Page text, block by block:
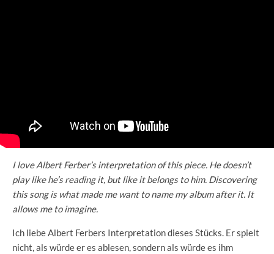
I love Albert Ferber’s interpretation of this piece. He doesn’t
play like he’s reading it, but like it belongs to him. Discovering
this song is what made me want to name my album after it. It
allows me to imagine.
Ich liebe Albert Ferbers Interpretation dieses Stücks. Er spielt
nicht, als würde er es ablesen, sondern als würde es ihm